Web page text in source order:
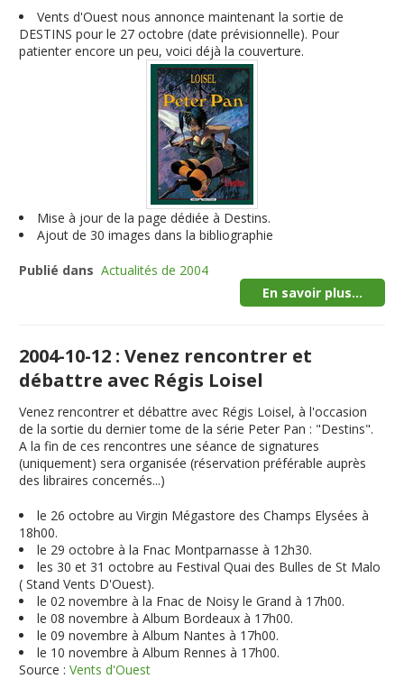
Vents d'Ouest nous annonce maintenant la sortie de
DESTINS pour le 27 octobre (date prévisionnelle). Pour
patienter encore un peu, voici déjà la couverture.
Mise à jour de la page dédiée à Destins.
Ajout de 30 images dans la bibliographie
Publié dans Actualités de 2004
En savoir plus...
2004-10-12 : Venez rencontrer et
débattre avec Régis Loisel
Venez rencontrer et débattre avec Régis Loisel, à l'occasion
de la sortie du dernier tome de la série Peter Pan : "Destins".
A la fin de ces rencontres une séance de signatures
(uniquement) sera organisée (réservation préférable auprès
des libraires concernés...)
le 26 octobre au Virgin Mégastore des Champs Elysées à
18h00.
le 29 octobre à la Fnac Montparnasse à 12h30.
les 30 et 31 octobre au Festival Quai des Bulles de St Malo
( Stand Vents D'Ouest).
le 02 novembre à la Fnac de Noisy le Grand à 17h00.
le 08 novembre à Album Bordeaux à 17h00.
le 09 novembre à Album Nantes à 17h00.
le 10 novembre à Album Rennes à 17h00.
Source :Vents d'Ouest